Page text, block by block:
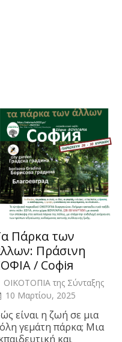
Πάρκα των
Πράσινη
/ Софія
ΟΙΚΟΤΟΠΙΑ της Σύνταξης
10 Μαρτίου, 2025
είναι η ζωή σε μια
γεμάτη πάρκα; Μια
και